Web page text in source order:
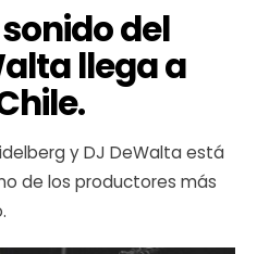
del
llega a
y DJ DeWalta está
de los productores más